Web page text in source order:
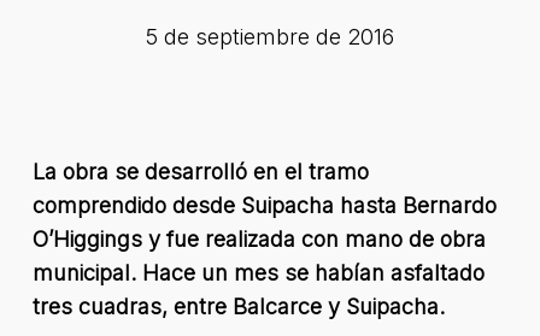
5 de septiembre de 2016
La obra se desarrolló en el tramo
comprendido desde Suipacha hasta Bernardo
O’Higgings y fue realizada con mano de obra
municipal. Hace un mes se habían asfaltado
tres cuadras, entre Balcarce y Suipacha.